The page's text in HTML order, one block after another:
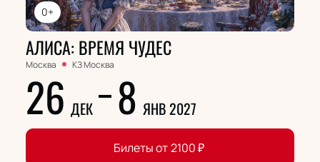
0+
АЛИСА: ВРЕМЯ ЧУДЕС
Москва КЗ Москва
26 ДЕК 8 ЯНВ 2027
Билеты от 2100₽